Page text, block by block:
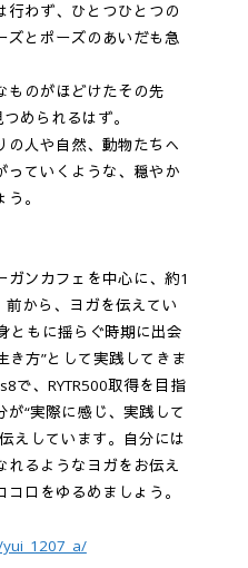
行わず、ひとつひとつの
ズとポーズのあいだも急
ものがほどけたその先
められるはず。
の人や自然、動物たちへ
っていくような、穏やか
。
ンカフェを中心に、約1
から、ヨガを伝えてい
ともに揺らぐ時期に出会
き方”として実践してきま
で、RYTR500取得を目指
“実際に感じ、実践して
えしています。自分には
れるようなヨガをお伝え
ロをゆるめましょう。